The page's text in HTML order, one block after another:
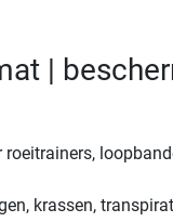
|
krassen,